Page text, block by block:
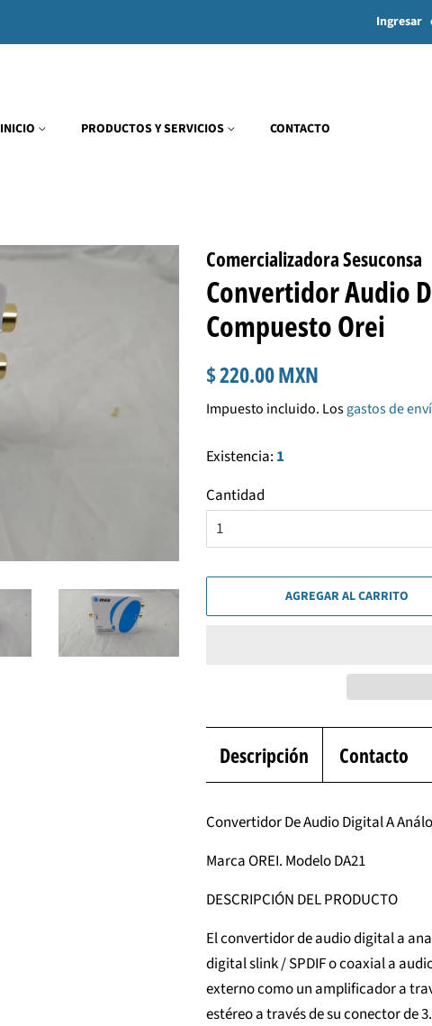
Ingresar
INICIO PRODUCTOS Y SERVICIOS CONTACTO
Comercializadora Sesuconsa
Convertidor Audio
Compuesto Orei
Precio
$ 220.00 MXN
venta
Impuesto incluido. Losgastos de
Existencia: 1
Cantidad
AGREGAR AL CARRITO
Descripción Contacto
Convertidor De Audio Digital A
Marca OREI. Modelo DA21
DESCRIPCIÓN DEL PRODUCTO
El convertidor de audio digital a
digital slink / SPDIF o coaxial a
externo como un amplificador a
estéreo a través de su conector de